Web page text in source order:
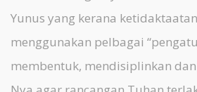
Yunus yang kerana
menggunakan pelbagai
membentuk, mendisiplinkan